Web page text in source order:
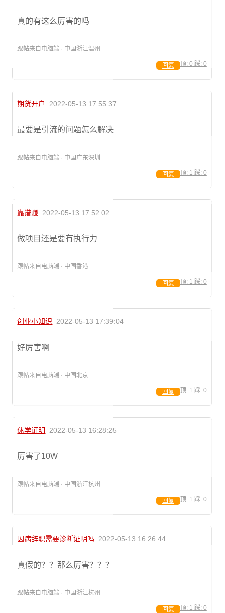
真的有这么厉害的吗
跟帖来自电脑端 · 中国浙江温州
顶: 0 踩: 0
回复
期货开户 2022-05-13 17:55:37
最要是引流的问题怎么解决
跟帖来自电脑端 · 中国广东深圳
顶: 1 踩: 0
回复
靠谱赚 2022-05-13 17:52:02
做项目还是要有执行力
跟帖来自电脑端 · 中国香港
顶: 1 踩: 0
回复
创业小知识 2022-05-13 17:39:04
好厉害啊
跟帖来自电脑端 · 中国北京
顶: 1 踩: 0
回复
休学证明 2022-05-13 16:28:25
厉害了10W
跟帖来自电脑端 · 中国浙江杭州
顶: 1 踩: 0
回复
因病辞职需要诊断证明吗 2022-05-13 16:26:44
真假的？？那么厉害？？？
跟帖来自电脑端 · 中国浙江杭州
顶: 1 踩: 0
回复